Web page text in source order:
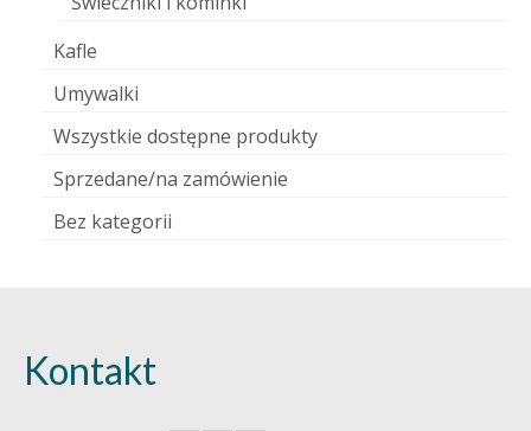
Kafle
Umywalki
Wszystkie dostępne produkty
Sprzedane/na zamówienie
Bez kategorii
Kontakt